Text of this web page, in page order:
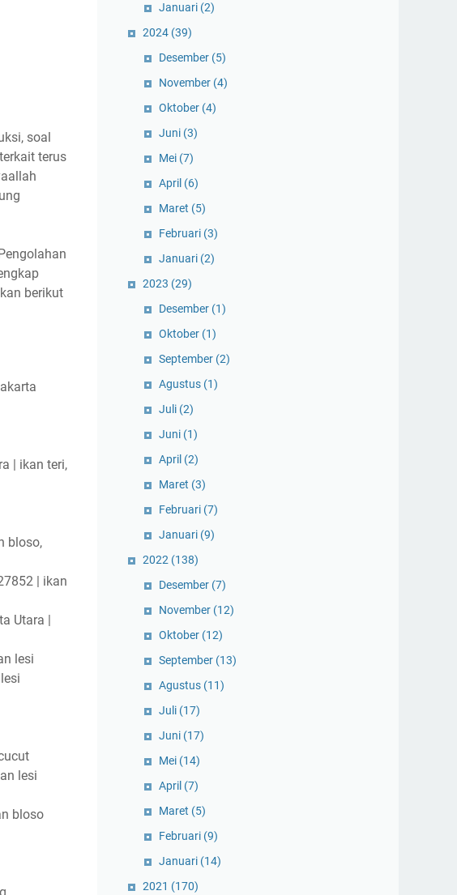
soal
terus
berikut
| ikan teri,
bloso,
| ikan
Utara |
lesi
lesi
bloso
Januari (2)
2024 (39)
Desember (5)
November (4)
Oktober (4)
Juni (3)
Mei (7)
April (6)
Maret (5)
Februari (3)
Januari (2)
2023 (29)
Desember (1)
Oktober (1)
September (2)
Agustus (1)
Juli (2)
Juni (1)
April (2)
Maret (3)
Februari (7)
Januari (9)
2022 (138)
Desember (7)
November (12)
Oktober (12)
September (13)
Agustus (11)
Juli (17)
Juni (17)
Mei (14)
April (7)
Maret (5)
Februari (9)
Januari (14)
2021 (170)